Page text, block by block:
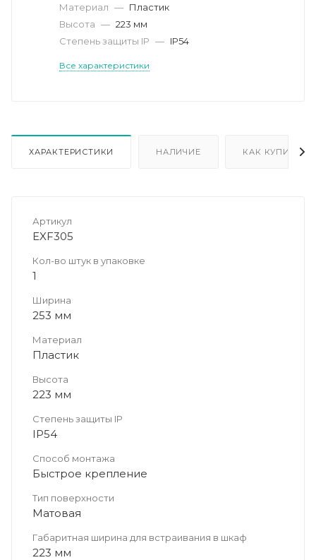
Материал — Пластик
Высота — 223 мм
Степень защиты IP — IP54
Все характеристики
ХАРАКТЕРИСТИКИ НАЛИЧИЕ КАК КУПИТЬ
Артикул
EXF305
Кол-во штук в упаковке
1
Ширина
253 мм
Материал
Пластик
Высота
223 мм
Степень защиты IP
IP54
Способ монтажа
Быстрое крепление
Тип поверхности
Матовая
Габаритная ширина для встраивания в шкаф
223 мм